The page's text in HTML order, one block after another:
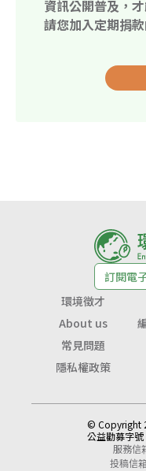
資訊公開普及，
請您加入定期捐
訂閱電
環境徵才
About us
常見問題
隱私權政策
© Copyright
公益勸募字號
服務信
投稿信